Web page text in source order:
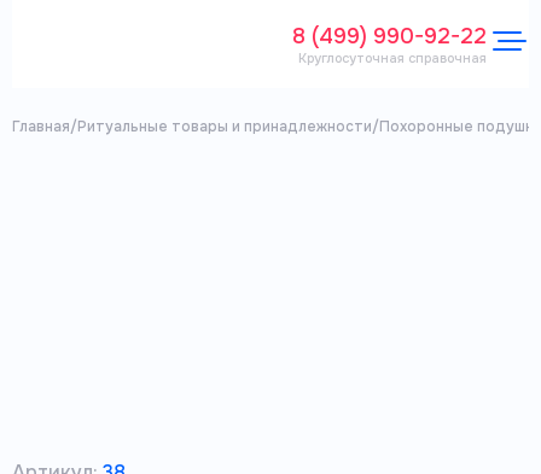
8 (499) 990-92-22
Круглосуточная справочная
Главная/Ритуальные товары и принадлежности/Похоронные